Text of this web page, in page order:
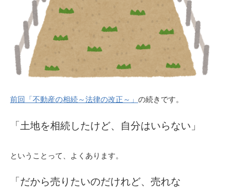
前回「不動産の相続～法律の改正～」 の続きです。
「土地を相続したけど、自分はいらない」
ということって、よくあります。
「だから売りたいのだけれど、売れな